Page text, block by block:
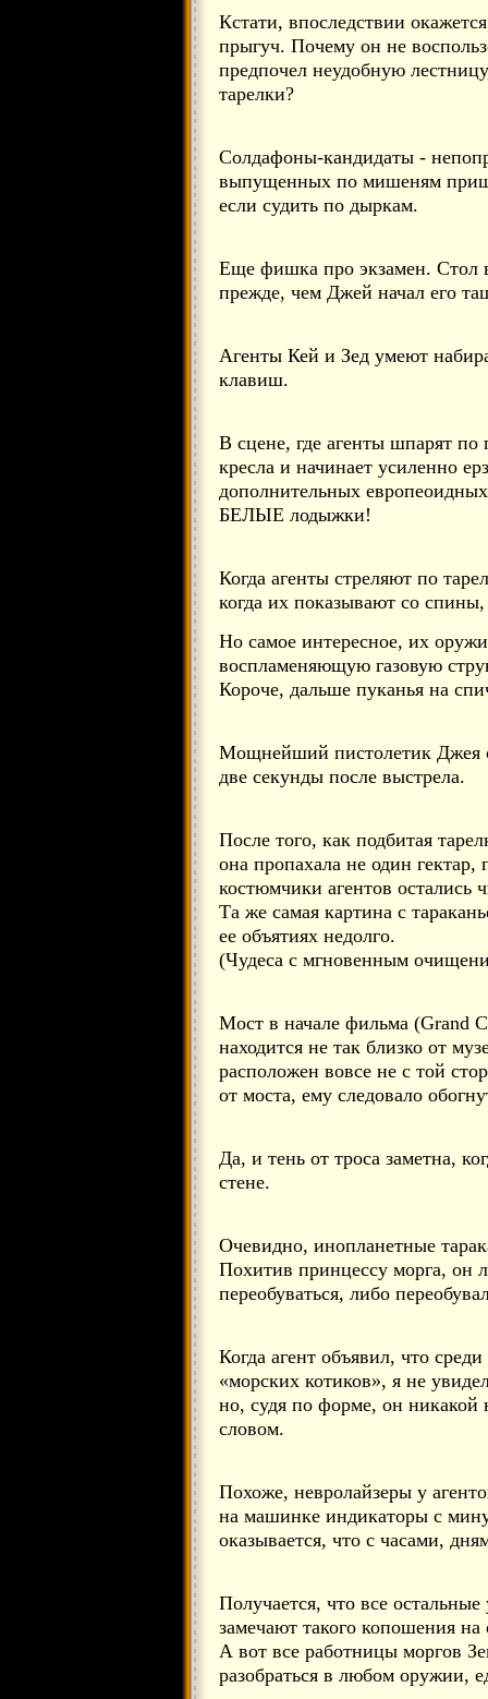
Кстати, впоследствии
прыгуч. Почему он не
предпочел неудобную
тарелки?
Солдафоны-кандидаты -
выпущенных по мишеням
если судить по дыркам.
Еще фишка про экзамен. Стол
прежде, чем Джей начал его
Агенты Кей и Зед умеют
клавиш.
В сцене, где агенты шпарят
кресла и начинает усиленно
дополнительных
БЕЛЫЕ лодыжки!
Когда агенты стреляют по
когда их показывают со
Но самое интересное, их
воспламеняющую газовую
Короче, дальше пуканья на
Мощнейший пистолетик Джея
две секунды после выстрела.
После того, как подбитая
она пропахала не один
костюмчики агентов
Та же самая картина с
ее объятиях недолго.
(Чудеса с мгновенным
Мост в начале фильма (Grand
находится не так близко от
расположен вовсе не с той
от моста, ему следовало
Да, и тень от троса заметна,
стене.
Очевидно, инопланетные
Похитив принцессу морга, он
переобуваться, либо
Когда агент объявил, что
«морских котиков», я не
но, судя по форме, он
словом.
Похоже, невролайзеры у
на машинке индикаторы с
оказывается, что с часами,
Получается, что все
замечают такого копошения
А вот все работницы моргов
разобраться в любом оружии,